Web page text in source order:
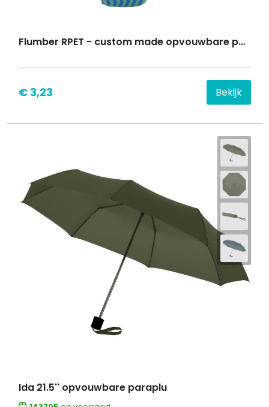
Flumber RPET - custom made opvouwbare paraplu hoes
€ 3,23 Bekijk
Ida 21.5'' opvouwbare paraplu